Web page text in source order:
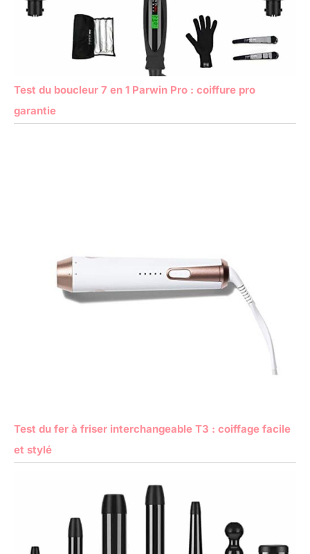
Test du boucleur 7 en 1 Parwin Pro : coiffure pro
garantie
Test du fer à friser interchangeable T3 : coiffage facile
et stylé